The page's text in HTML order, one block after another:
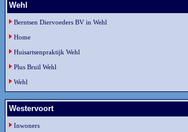
Wehl
Berntsen Diervoeders BV in Wehl
Home
Huisartsenpraktijk Wehl
Plus Bruil Wehl
Wehl
Westervoort
Inwoners